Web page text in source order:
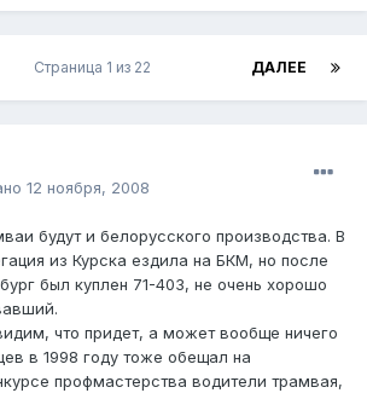
ДАЛЕЕ
Страница 1 из 22
12 ноября, 2008
будут и белорусского производства. В
из Курска ездила на БКМ, но после
был куплен 71-403, не очень хорошо
что придет, а может вообще ничего
в 1998 году тоже обещал на
профмастерства водители трамвая,